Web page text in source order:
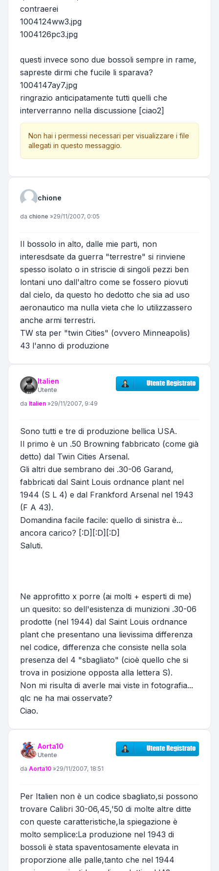
contraerei
1004124ww3.jpg
1004126pc3.jpg
questi invece sono due bossoli sempre in rame,
sapreste dirmi che fucile li sparava?
1004147ay7.jpg
ringrazio anticipatamente tutti quelli che
interverranno nella discussione [ciao2]
Non hai i permessi necessari per visualizzare i file
allegati in questo messaggio.
chione
Messaggio
da chione »29/11/2007, 0:05
Il bossolo in alto, dalle mie parti, non
interesdsate da guerra "terrestre" si rinviene
spesso isolato o in striscie di singoli pezzi ben
lontani uno dall'altro come se fossero piovuti
dal cielo, da questo ho dedotto che sia ad uso
aeronautico ma nulla vieta che lo utilizzassero
anche armi terrestri.
TW sta per "twin Cities" (ovvero Minneapolis)
43 l'anno di produzione
Italien
Utente
Messaggio
da Italien »29/11/2007, 9:49
Sono tutti e tre di produzione bellica USA.
Il primo è un .50 Browning fabbricato (come già
detto) dal Twin Cities Arsenal.
Gli altri due sembrano dei .30-06 Garand,
fabbricati dal Saint Louis ordnance plant nel
1944 (S L 4) e dal Frankford Arsenal nel 1943
(F A 43).
Domandina facile facile: quello di sinistra è...
ancora carico? [:D][:D][:D]
Saluti.
Ne approfitto x porre (ai molti + esperti di me)
un quesito: so dell'esistenza di munizioni .30-06
prodotte (nel 1944) dal Saint Louis ordnance
plant che presentano una lievissima differenza
nel codice, differenza che consiste nella sola
presenza del 4 "sbagliato" (cioè quello che si
trova in posizione opposta alla lettera S).
Non mi risulta di averle mai viste in fotografia...
qlc ne ha mai osservate?
Ciao.
Aorta10
Utente
Messaggio
da Aorta10 »29/11/2007, 18:51
Per Italien non è un codice sbagliato,si possono
trovare Calibri 30-06,45,'50 di molte altre ditte
con queste caratteristiche,la spiegazione è
molto semplice:La produzione nel 1943 di
bossoli è stata spaventosamente elevata in
proporzione alle palle,tanto che nel 1944